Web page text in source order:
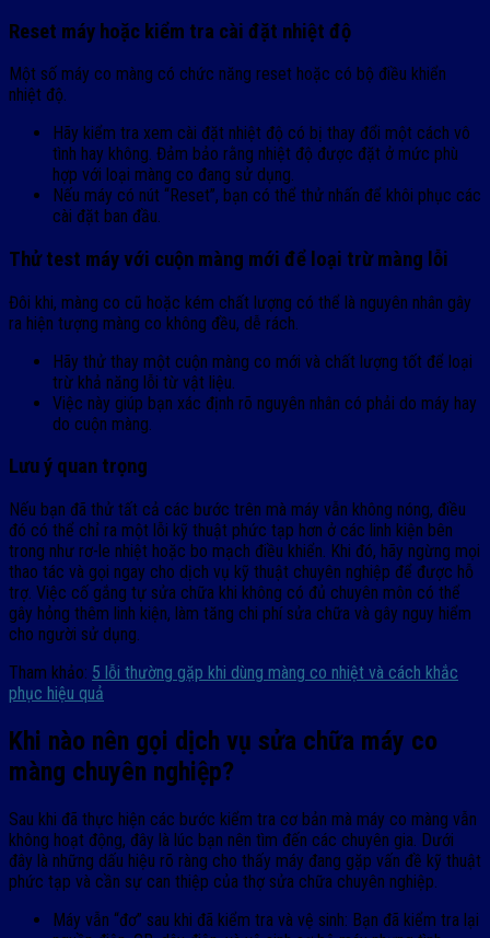
Reset máy hoặc kiểm tra cài đặt nhiệt độ
Một số máy co màng có chức năng reset hoặc có bộ điều khiển
nhiệt độ.
Hãy kiểm tra xem cài đặt nhiệt độ có bị thay đổi một cách vô
tình hay không. Đảm bảo rằng nhiệt độ được đặt ở mức phù
hợp với loại màng co đang sử dụng.
Nếu máy có nút “Reset”, bạn có thể thử nhấn để khôi phục các
cài đặt ban đầu.
Thử test máy với cuộn màng mới để loại trừ màng lỗi
Đôi khi, màng co cũ hoặc kém chất lượng có thể là nguyên nhân gây
ra hiện tượng màng co không đều, dễ rách.
Hãy thử thay một cuộn màng co mới và chất lượng tốt để loại
trừ khả năng lỗi từ vật liệu.
Việc này giúp bạn xác định rõ nguyên nhân có phải do máy hay
do cuộn màng.
Lưu ý quan trọng
Nếu bạn đã thử tất cả các bước trên mà máy vẫn không nóng, điều
đó có thể chỉ ra một lỗi kỹ thuật phức tạp hơn ở các linh kiện bên
trong như rơ-le nhiệt hoặc bo mạch điều khiển. Khi đó, hãy ngừng mọi
thao tác và gọi ngay cho dịch vụ kỹ thuật chuyên nghiệp để được hỗ
trợ. Việc cố gắng tự sửa chữa khi không có đủ chuyên môn có thể
gây hỏng thêm linh kiện, làm tăng chi phí sửa chữa và gây nguy hiểm
cho người sử dụng.
Tham khảo: 5 lỗi thường gặp khi dùng màng co nhiệt và cách khắc
phục hiệu quả
Khi nào nên gọi dịch vụ sửa chữa máy co
màng chuyên nghiệp?
Sau khi đã thực hiện các bước kiểm tra cơ bản mà máy co màng vẫn
không hoạt động, đây là lúc bạn nên tìm đến các chuyên gia. Dưới
đây là những dấu hiệu rõ ràng cho thấy máy đang gặp vấn đề kỹ thuật
phức tạp và cần sự can thiệp của thợ sửa chữa chuyên nghiệp.
Máy vẫn “đơ” sau khi đã kiểm tra và vệ sinh: Bạn đã kiểm tra lại